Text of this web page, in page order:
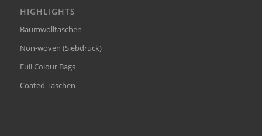
HIGHLIGHTS
Baumwolltaschen
Non-woven (Siebdruck)
Full Colour Bags
Coated Taschen